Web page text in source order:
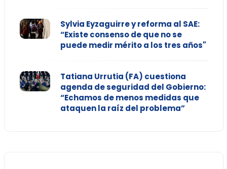
Sylvia Eyzaguirre y reforma al SAE:
“Existe consenso de que no se
puede medir mérito a los tres años"
Tatiana Urrutia (FA) cuestiona
agenda de seguridad del Gobierno:
“Echamos de menos medidas que
ataquen la raíz del problema”